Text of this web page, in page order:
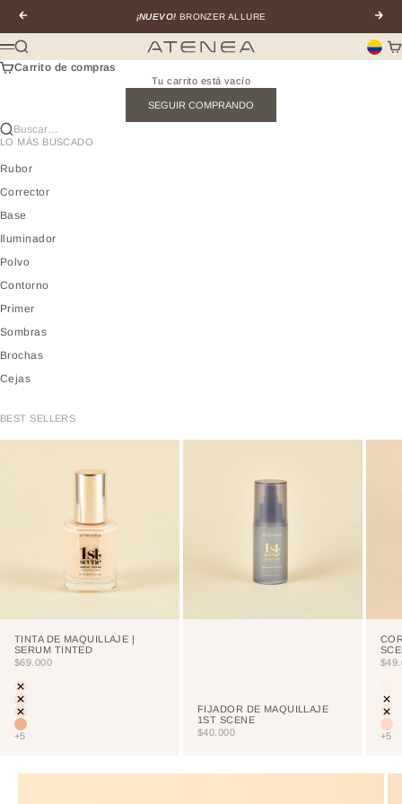
Anterior
¡NUEVO! BRONZER ALLURE
Atenea profesional
Menú
Buscar
Carrito de compras
Tu carrito está vacío
SEGUIR COMPRANDO
Buscar…
LO MÁS BUSCADO
Rubor
Corrector
Base
Iluminador
Polvo
Contorno
Primer
Sombras
Brochas
Cejas
BEST SELLERS
TINTA DE MAQUILLAJE |
SERUM TINTED
PRECIO DE OFERTA
$69.000
Color
LIGHT
PORCELAIN
CREAM
VAINILLA
+5
FIJADOR DE MAQUILLAJE
1ST SCENE
PRECIO DE OFERTA
$40.000 +5